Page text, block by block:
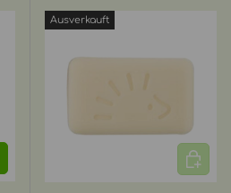
WARENKORB
Ausverkauft
IN DEN